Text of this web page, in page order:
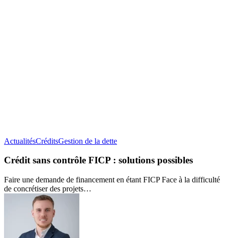
ActualitésCréditsGestion de la detteCrédit
contrôle
solutions
Crédit sans contrôle FICP : solutions possibles
Faire une demande de financement en étant FICP Face à la difficulté
de concrétiser des projets…